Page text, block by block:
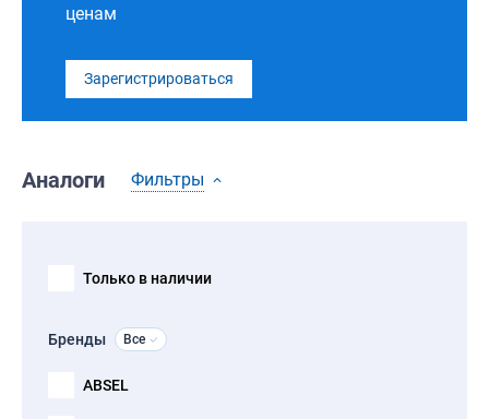
ценам
Зарегистрироваться
Аналоги Фильтры
Только в наличии
Бренды Все
ABSEL